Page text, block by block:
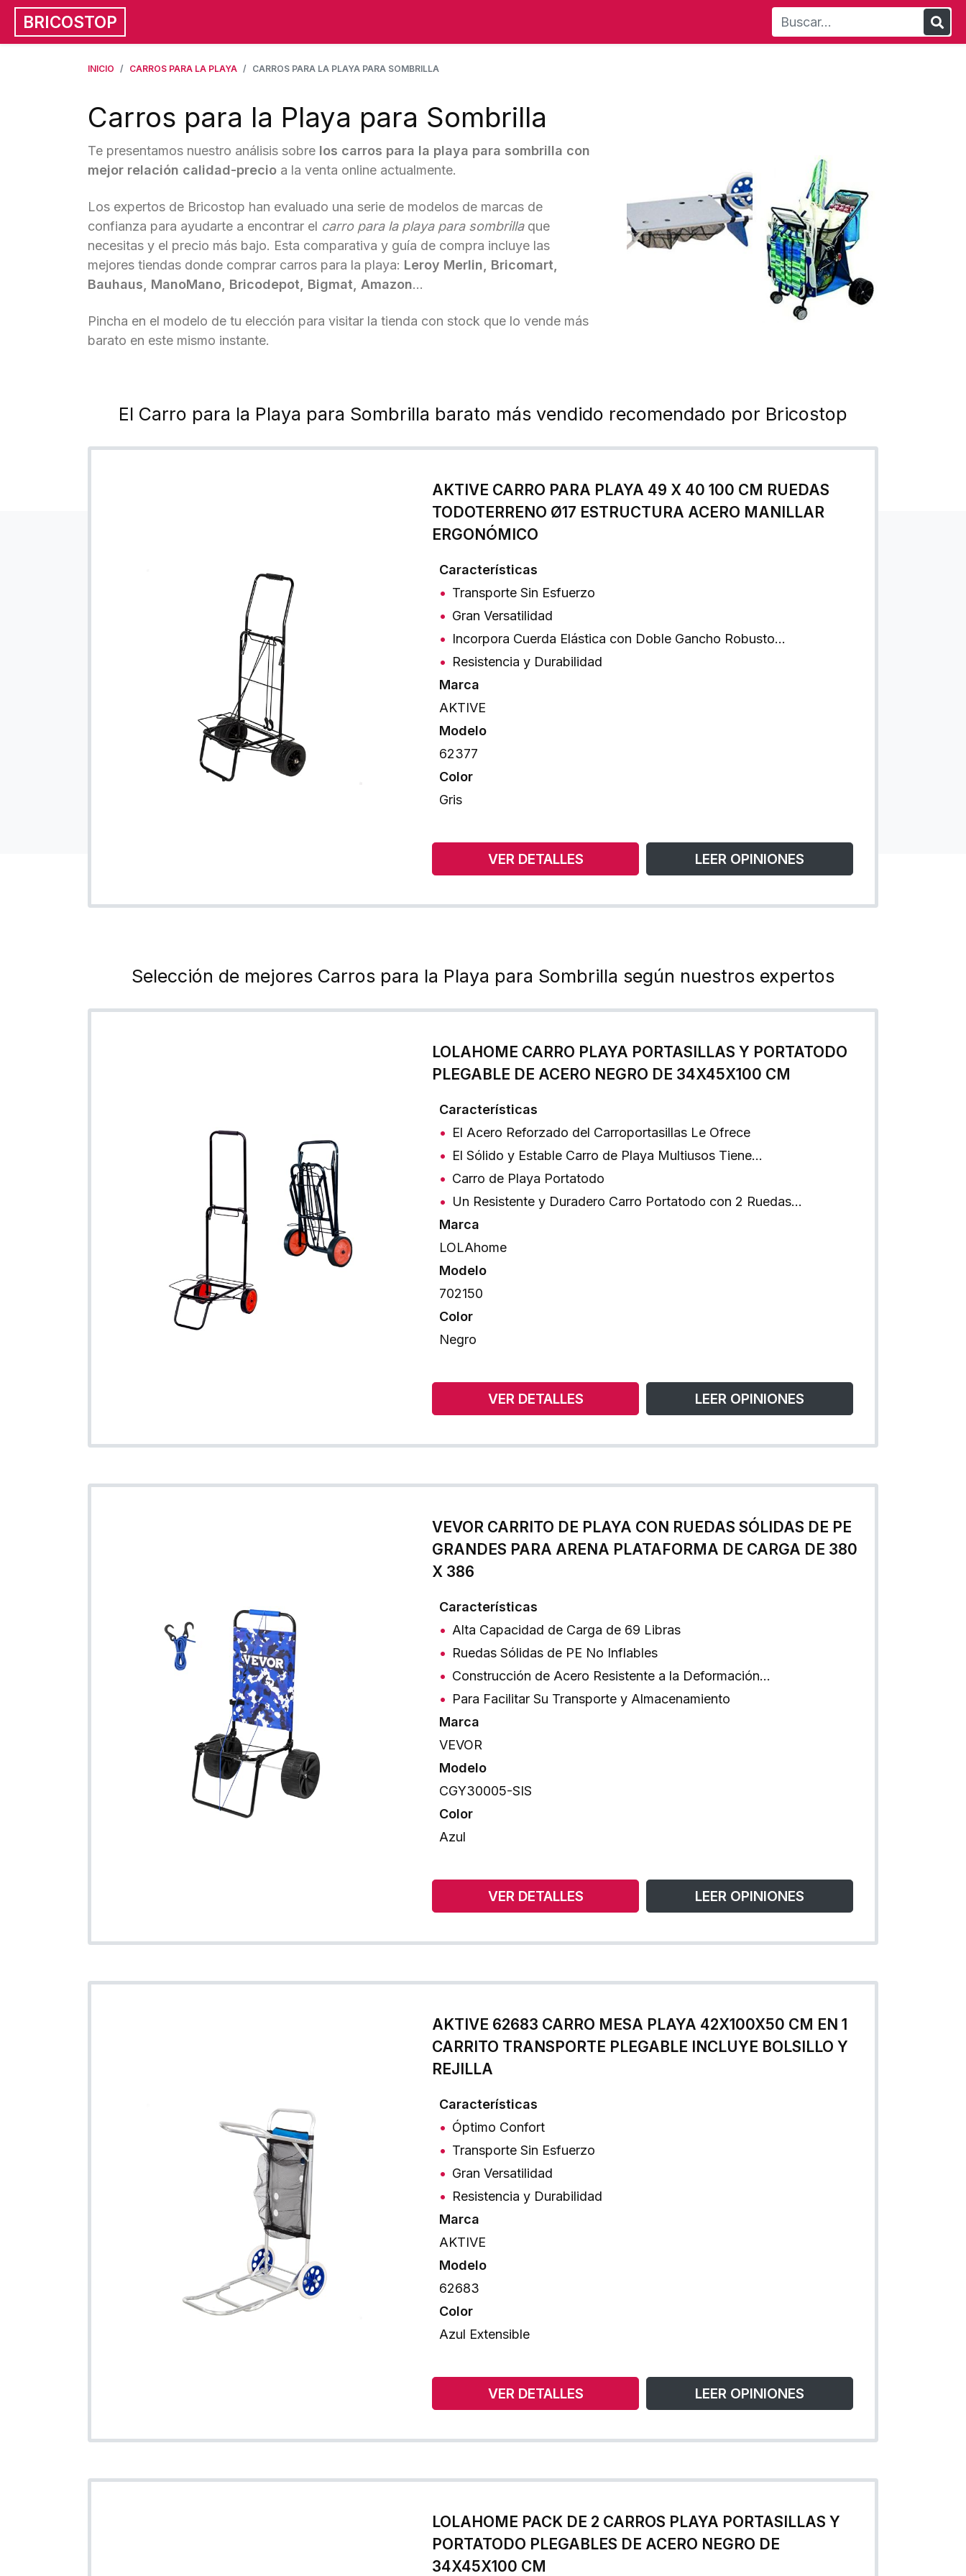
BRICOSTOP
INICIO CARROS PARA LA PLAYA CARROS PARA LA PLAYA PARA SOMBRILLA
Carros para la Playa para Sombrilla
Te presentamos nuestro análisis sobre los carros para la playa para sombrilla con
mejor relación calidad-precio a la venta online actualmente.
Los expertos de Bricostop han evaluado una serie de modelos de marcas de
confianza para ayudarte a encontrar el carro para la playa para sombrillaque
necesitas y el precio más bajo. Esta comparativa y guía de compra incluye las
mejores tiendas donde comprar carros para la playa: Leroy Merlin, Bricomart,
Bauhaus, ManoMano, Bricodepot, Bigmat, Amazon...
Pincha en el modelo de tu elección para visitar la tienda con stock que lo vende más
barato en este mismo instante.
El Carro para la Playa para Sombrilla barato más vendido recomendado por Bricostop
AKTIVE CARRO PARA PLAYA 49 X 40 100 CM RUEDAS
TODOTERRENO Ø17 ESTRUCTURA ACERO MANILLAR
ERGONÓMICO
Características
Transporte Sin Esfuerzo
Gran Versatilidad
Incorpora Cuerda Elástica con Doble Gancho Robusto…
Resistencia y Durabilidad
Marca
AKTIVE
Modelo
62377
Color
Gris
VER DETALLES LEER OPINIONES
Selección de mejores Carros para la Playa para Sombrilla según nuestros expertos
LOLAHOME CARRO PLAYA PORTASILLAS Y PORTATODO
PLEGABLE DE ACERO NEGRO DE 34X45X100 CM
Características
El Acero Reforzado del Carroportasillas Le Ofrece
El Sólido y Estable Carro de Playa Multiusos Tiene…
Carro de Playa Portatodo
Un Resistente y Duradero Carro Portatodo con 2 Ruedas…
Marca
LOLAhome
Modelo
702150
Color
Negro
VER DETALLES LEER OPINIONES
VEVOR CARRITO DE PLAYA CON RUEDAS SÓLIDAS DE PE
GRANDES PARA ARENA PLATAFORMA DE CARGA DE 380
X 386
Características
Alta Capacidad de Carga de 69 Libras
Ruedas Sólidas de PE No Inflables
Construcción de Acero Resistente a la Deformación…
Para Facilitar Su Transporte y Almacenamiento
Marca
VEVOR
Modelo
CGY30005-SIS
Color
Azul
VER DETALLES LEER OPINIONES
AKTIVE 62683 CARRO MESA PLAYA 42X100X50 CM EN 1
CARRITO TRANSPORTE PLEGABLE INCLUYE BOLSILLO Y
REJILLA
Características
Óptimo Confort
Transporte Sin Esfuerzo
Gran Versatilidad
Resistencia y Durabilidad
Marca
AKTIVE
Modelo
62683
Color
Azul Extensible
VER DETALLES LEER OPINIONES
LOLAHOME PACK DE 2 CARROS PLAYA PORTASILLAS Y
PORTATODO PLEGABLES DE ACERO NEGRO DE
34X45X100 CM